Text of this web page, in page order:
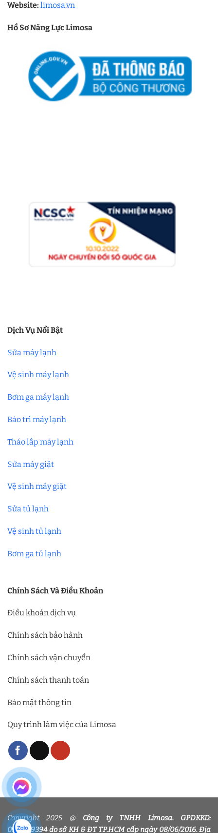
Website: limosa.vn
Hồ Sơ Năng Lực Limosa
Dịch Vụ Nổi Bật
Sửa máy lạnh
Vệ sinh máy lạnh
Bơm ga máy lạnh
Bảo trì máy lạnh
Tháo lắp máy lạnh
Sửa máy giặt
Vệ sinh máy giặt
Sửa tủ lạnh
Vệ sinh tủ lạnh
Bơm ga tủ lạnh
Chính Sách Và Điều Khoản
Điều khoản dịch vụ
Chính sách bảo hành
Chính sách vận chuyển
Chính sách thanh toán
Bảo mật thông tin
Quy trình làm việc của Limosa
Copyright 2025 @ Công ty TNHH Limosa. GPDKKD:
0318339394 do sở KH & ĐT TP.HCM cấp ngày 08/06/2016. Địa